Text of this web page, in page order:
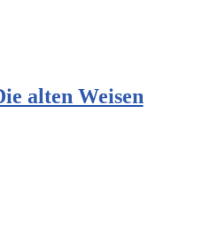
alten Weisen